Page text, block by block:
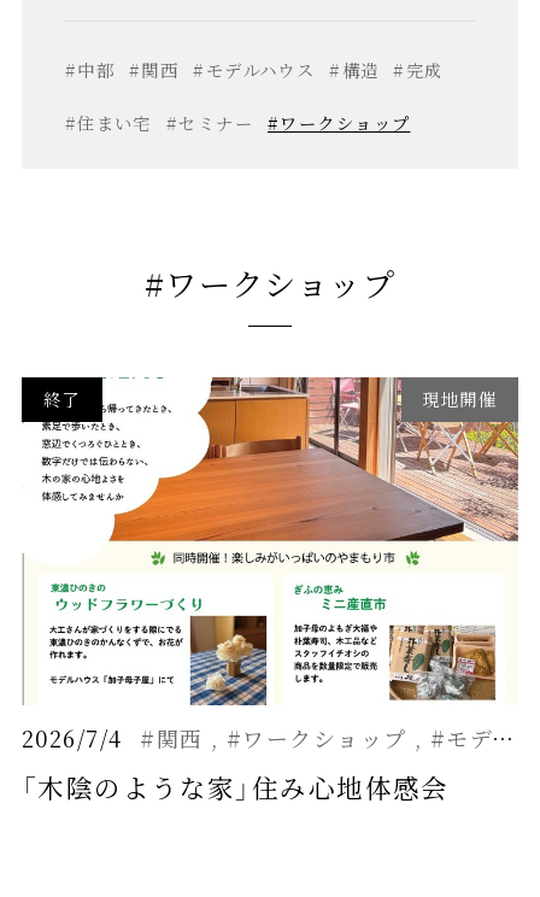
#中部 #関西 #モデルハウス #構造 #完成
#住まい宅 #セミナー #ワークショップ
#ワークショップ
終了 現地開催
2026/7/4 #関西 #ワークショップ #モデルハウス
「木陰のような家」住み心地体感会